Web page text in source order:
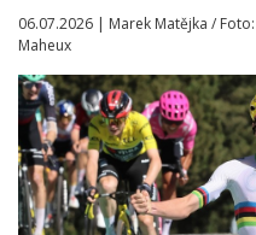
06.07.2026 | Marek Matějka /
Maheux